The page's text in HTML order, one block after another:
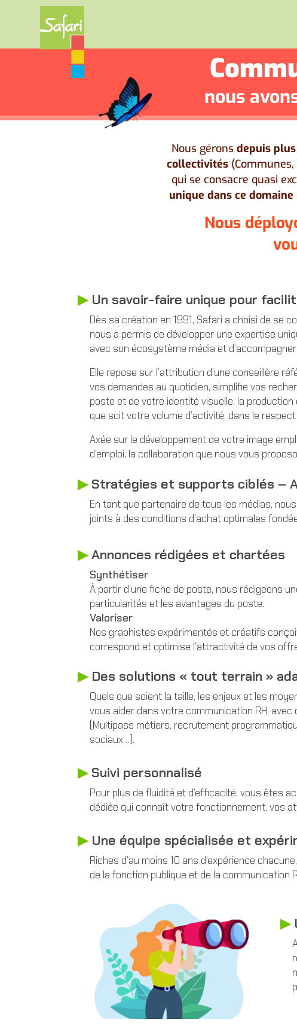
nous
Nous gérons depuis
collectivités
qui se consacre quasi
unique dans ce domaine
Nous
▶︎Un savoir-faire unique pour
Dès sa création en 1991, Safari a choisi de se
nous a permis de développer une expertise
avec son écosystème média et
Elle repose sur l’attribution d’une conseillère
vos demandes au quotidien, simplifie vos
poste et de votre identité visuelle, la
que soit votre volume d’activité, dans le
Axée sur le développement de votre image
d’emploi, la collaboration que nous vous
▶︎Stratégies et supports ciblés –
En tant que partenaire de tous les médias,
joints à des conditions d’achat optimales
▶︎Annonces rédigées et chartées
Synthétiser
À partir d’une fiche de poste, nous rédigeons
particularités et les avantages du poste.
Valoriser
Nos graphistes expérimentés et créatifs
correspond et optimise l’attractivité de vos
▶︎Des solutions « tout terrain »
Quels que soient la taille, les enjeux et les
vous aider dans votre communication RH,
(Multipass métiers, recrutement
sociaux…).
▶︎Suivi personnalisé
Pour plus de fluidité et d’efficacité, vous êtes
dédiée qui connaît votre fonctionnement, vos
▶︎Une équipe spécialisée et
Riches d’au moins 10 ans d’expérience
de la fonction publique et de la communication
▶︎